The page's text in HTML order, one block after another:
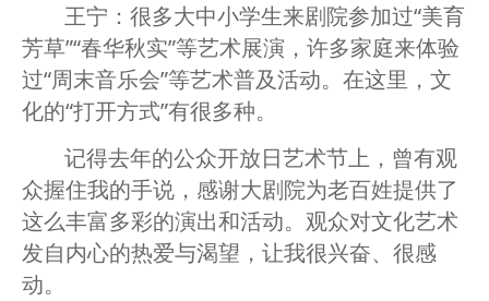
王宁：很多大中小学生来剧院参加过“美育
芳草”“春华秋实”等艺术展演，许多家庭来体验
过“周末音乐会”等艺术普及活动。在这里，文
化的“打开方式”有很多种。
记得去年的公众开放日艺术节上，曾有观
众握住我的手说，感谢大剧院为老百姓提供了
这么丰富多彩的演出和活动。观众对文化艺术
发自内心的热爱与渴望，让我很兴奋、很感
动。